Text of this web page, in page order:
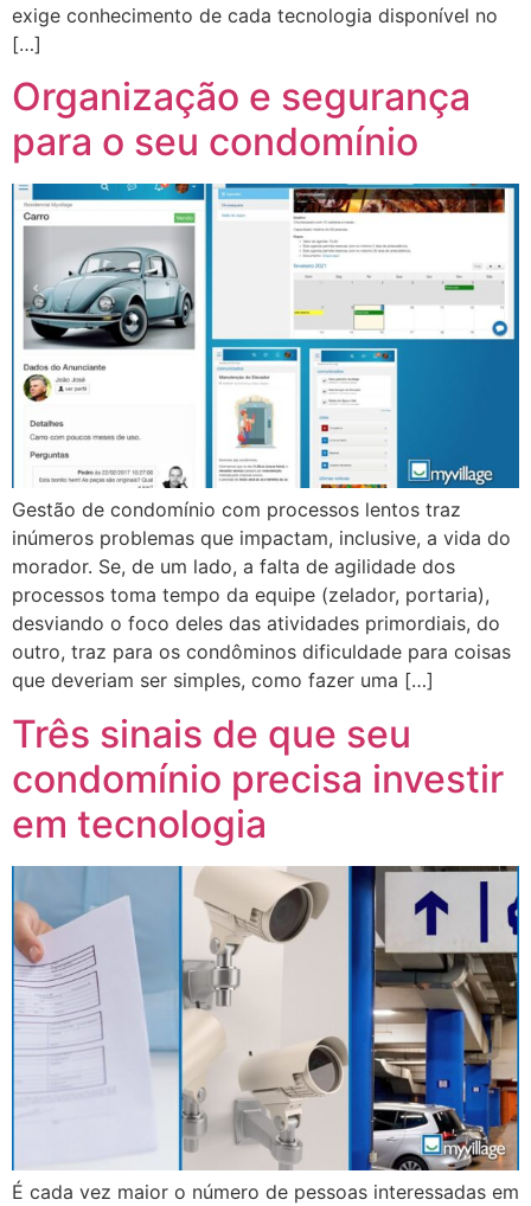
exige conhecimento de cada tecnologia disponível no
[…]
Organização e segurança
para o seu condomínio
Gestão de condomínio com processos lentos traz
inúmeros problemas que impactam, inclusive, a vida do
morador. Se, de um lado, a falta de agilidade dos
processos toma tempo da equipe (zelador, portaria),
desviando o foco deles das atividades primordiais, do
outro, traz para os condôminos dificuldade para coisas
que deveriam ser simples, como fazer uma […]
Três sinais de que seu
condomínio precisa investir
em tecnologia
É cada vez maior o número de pessoas interessadas em